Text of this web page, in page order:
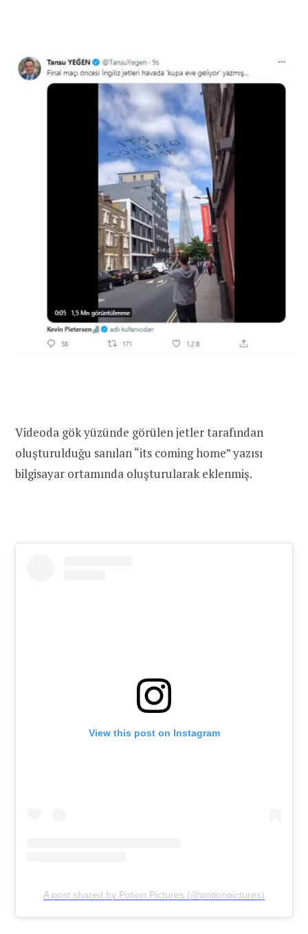
Videoda gök yüzünde görülen jetler tarafından
oluşturulduğu sanılan “its coming home” yazısı
bilgisayar ortamında oluşturularak eklenmiş.
View this post on Instagram
A post shared by Potion Pictures (@potionpictures)